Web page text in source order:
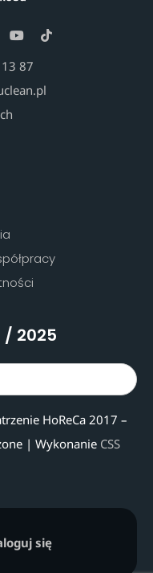
87
2025
HoReCa 2017 –
| Wykonanie CSS
się